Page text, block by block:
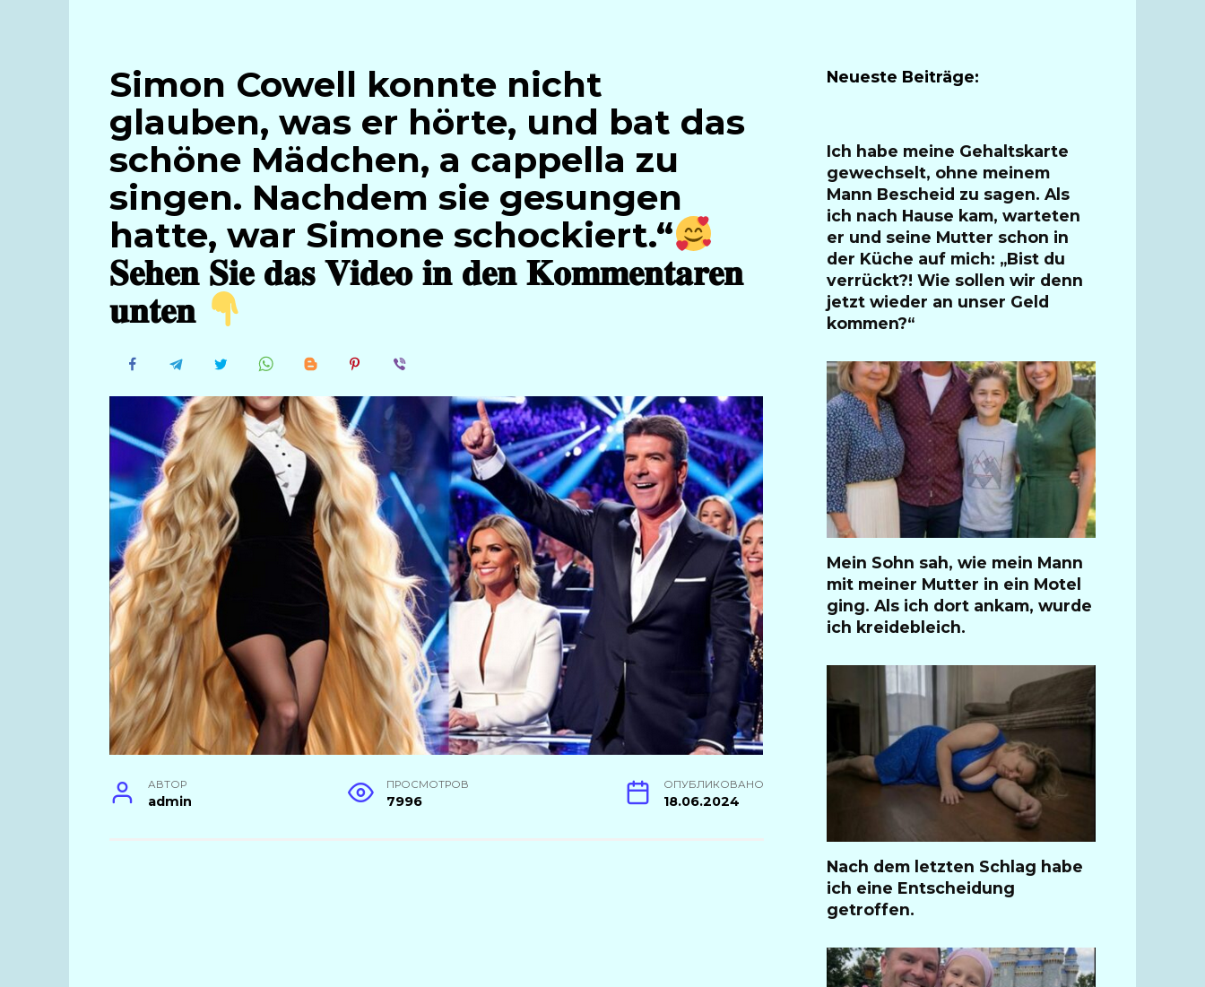
Simon Cowell konnte nicht
glauben, was er hörte, und bat das
schöne Mädchen, a cappella zu
singen. Nachdem sie gesungen
hatte, war Simone schockiert.“
𝐒𝐞𝐡𝐞𝐧 𝐒𝐢𝐞 𝐝𝐚𝐬 𝐕𝐢𝐝𝐞𝐨 𝐢𝐧 𝐝𝐞𝐧 𝐊𝐨𝐦𝐦𝐞𝐧𝐭𝐚𝐫𝐞𝐧
𝐮𝐧𝐭𝐞𝐧
АВТОР
admin
ПРОСМОТРОВ
7996
ОПУБЛИКОВАНО
18.06.2024
Neueste Beiträge:
Ich habe meine Gehaltskarte
gewechselt, ohne meinem
Mann Bescheid zu sagen. Als
ich nach Hause kam, warteten
er und seine Mutter schon in
der Küche auf mich: „Bist du
verrückt?! Wie sollen wir denn
jetzt wieder an unser Geld
kommen?“
Mein Sohn sah, wie mein Mann
mit meiner Mutter in ein Motel
ging. Als ich dort ankam, wurde
ich kreidebleich.
Nach dem letzten Schlag habe
ich eine Entscheidung
getroffen.